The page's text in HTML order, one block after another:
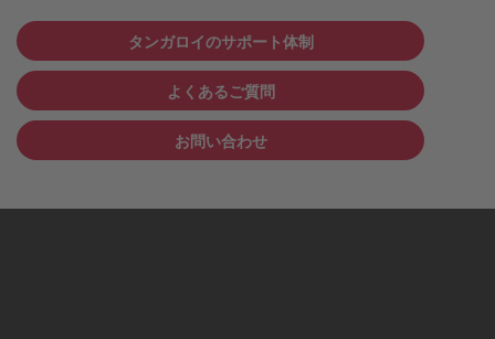
タンガロイのサポート体制
よくあるご質問
お問い合わせ